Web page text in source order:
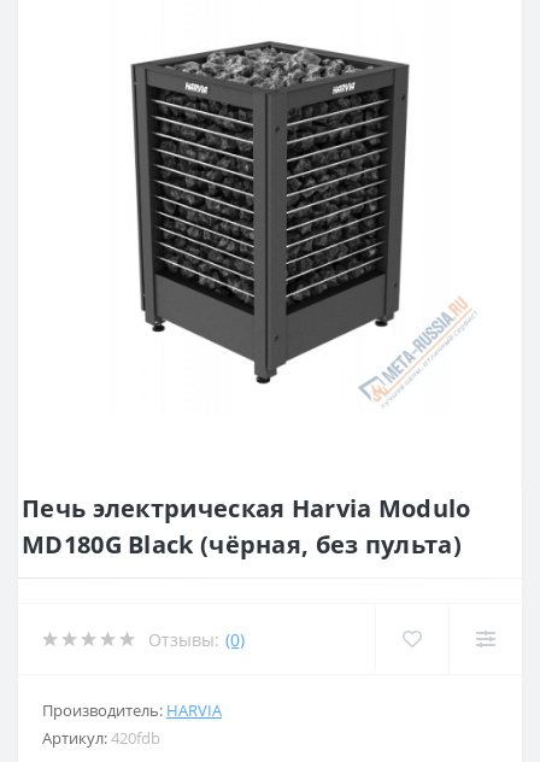
Печь электрическая Harvia Modulo
MD180G Black (чёрная, без пульта)
Отзывы: (0)
Производитель: HARVIA
Артикул:420fdb